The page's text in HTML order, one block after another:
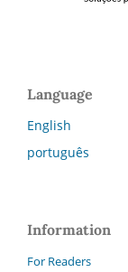
Language
English
português
Information
For Readers